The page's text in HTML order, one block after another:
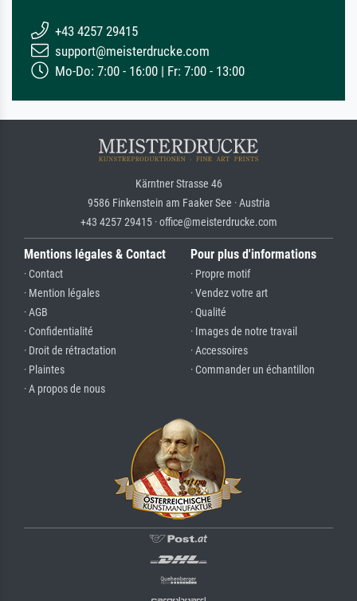
+43 4257 29415
support@meisterdrucke.com
Mo-Do: 7:00 - 16:00 | Fr: 7:00 - 13:00
Kärntner Strasse 46
9586 Finkenstein am Faaker See · Austria
+43 4257 29415 · office@meisterdrucke.com
Mentions légales & Contact
· Contact
· Mention légales
· AGB
· Confidentialité
· Droit de rétractation
· Plaintes
· A propos de nous
Pour plus d'informations
· Propre motif
· Vendez votre art
· Qualité
· Images de notre travail
· Accessoires
· Commander un échantillon